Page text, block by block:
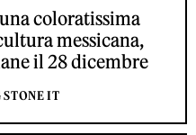
coloratissima
messicana,
il 28 dicembre
IT